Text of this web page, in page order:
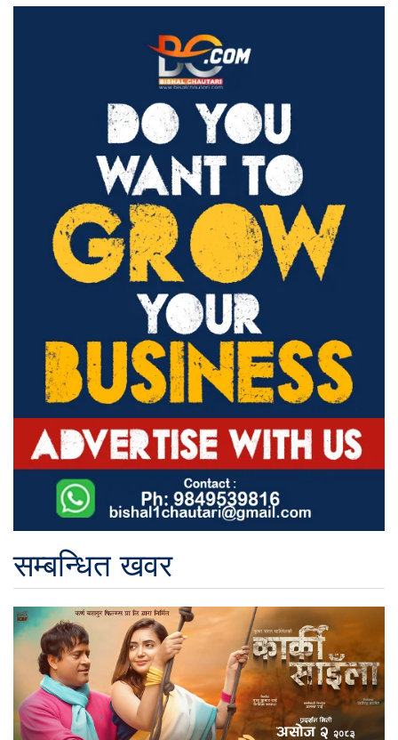
सम्बन्धित खवर